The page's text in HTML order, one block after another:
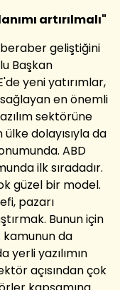
artırılmalı"
beraber geliştiğini
Başkan
yeni yatırımlar,
sağlayan en önemli
sektörüne
dolayısıyla da
ABD
ilk sıradadır.
güzel bir model.
pazarı
Bunun için
kamunun da
yerli yazılımın
açısından çok